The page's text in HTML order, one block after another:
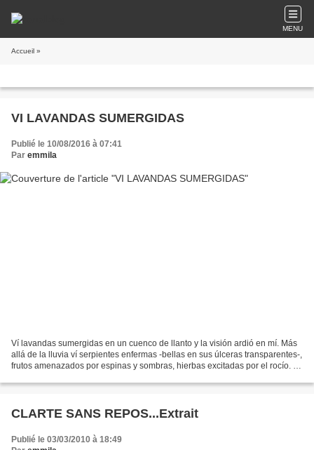
MENU
Accueil »
VI LAVANDAS SUMERGIDAS
Publié le 10/08/2016 à 07:41
Par emmila
Ví lavandas sumergidas en un cuenco de llanto y la visión ardió en mí. Más
allá de la lluvia ví serpientes enfermas -bellas en sus úlceras transparentes-,
frutos amenazados por espinas y sombras, hierbas excitadas por el rocío. Ví
CLARTE SANS REPOS...Extrait
Publié le 03/03/2010 à 18:49